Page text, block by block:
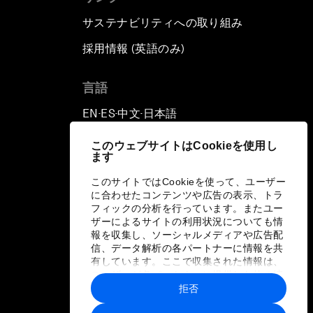
このウェブサイトはCookieを使用し
ます
このサイトではCookieを使って、ユーザー
に合わせたコンテンツや広告の表示、トラ
フィックの分析を行っています。またユー
ザーによるサイトの利用状況についても情
報を収集し、ソーシャルメディアや広告配
信、データ解析の各パートナーに情報を共
有しています。ここで収集された情報は、
ユーザーが各パートナーに提供した他の情
報や各パートナーのサービスを使用した際
に収集された情報と組み合わされ、各パー
拒否
サステナビリティへの取り組み
採用情報 (英語のみ)
言語
EN ▪ ES▪中文▪ 日本語